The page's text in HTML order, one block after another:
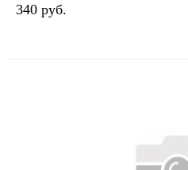
340 руб.